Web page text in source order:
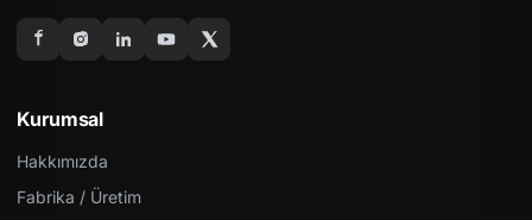
Kurumsal
Hakkımızda
Fabrika / Üretim